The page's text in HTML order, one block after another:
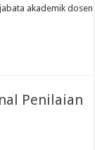
akademik dosen
Penilaian